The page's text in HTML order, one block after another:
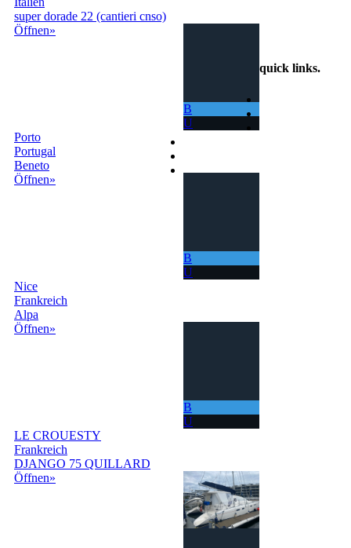
super dorade 22 (cantieri cnso)
Öffnen»
B
U
Porto
Portugal
Beneto
Öffnen»
B
U
Nice
Frankreich
Alpa
Öffnen»
B
U
LE CROUESTY
Frankreich
DJANGO 75 QUILLARD
Öffnen»
quick links.